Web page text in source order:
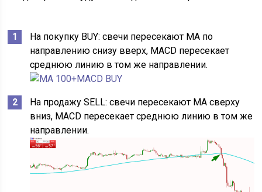
На покупку BUY: свечи пересекают MA по
направлению снизу вверх, MACD пересекает
среднюю линию в том же направлении.
На продажу SELL: свечи пересекают MA сверху
вниз, MACD пересекает среднюю линию в том же
направлении.